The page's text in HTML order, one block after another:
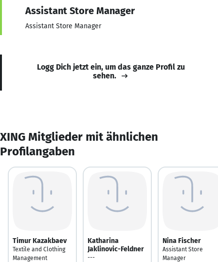
Assistant Store Manager
Assistant Store Manager
Logg Dich jetzt ein, um das ganze Profil zu
sehen.
XING Mitglieder mit ähnlichen
Profilangaben
Timur Kazakbaev
Textile and Clothing
Management
Katharina
Jaklinovic-Feldner
---
Nina Fischer
Assistant Store
Manager